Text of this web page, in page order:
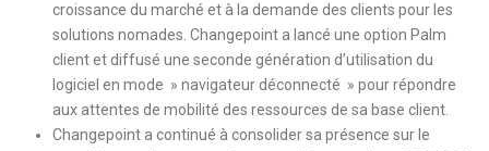
croissance du marché et à la demande des clients pour les
solutions nomades. Changepoint a lancé une option Palm
client et diffusé une seconde génération d’utilisation du
logiciel en mode » navigateur déconnecté » pour répondre
aux attentes de mobilité des ressources de sa base client.
Changepoint a continué à consolider sa présence sur le